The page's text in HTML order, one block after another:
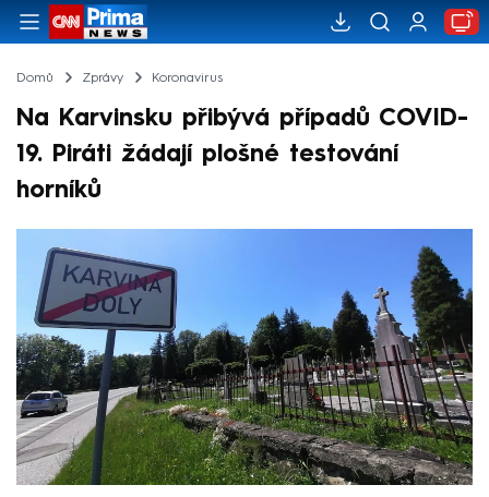
Domů Zprávy Koronavirus
Na Karvinsku přibývá případů COVID-
19. Piráti žádají plošné testování
horníků